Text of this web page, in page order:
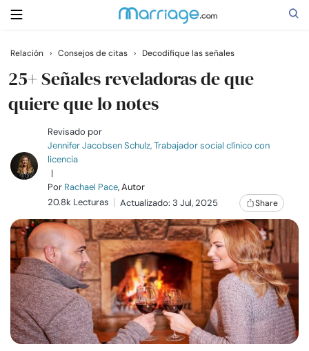
Buscar
Casarse
Relaciones
Familia
Ayuda
Cursos
Recursos
Relación › Consejos de citas › Decodifique las señales
25+ Señales reveladoras de que
quiere que lo notes
Revisado por
Jennifer Jacobsen Schulz, Trabajador social clínico con
licencia
|
Por Rachael Pace, Autor
20.8k Lecturas
Actualizado: 3 Jul, 2025 Share